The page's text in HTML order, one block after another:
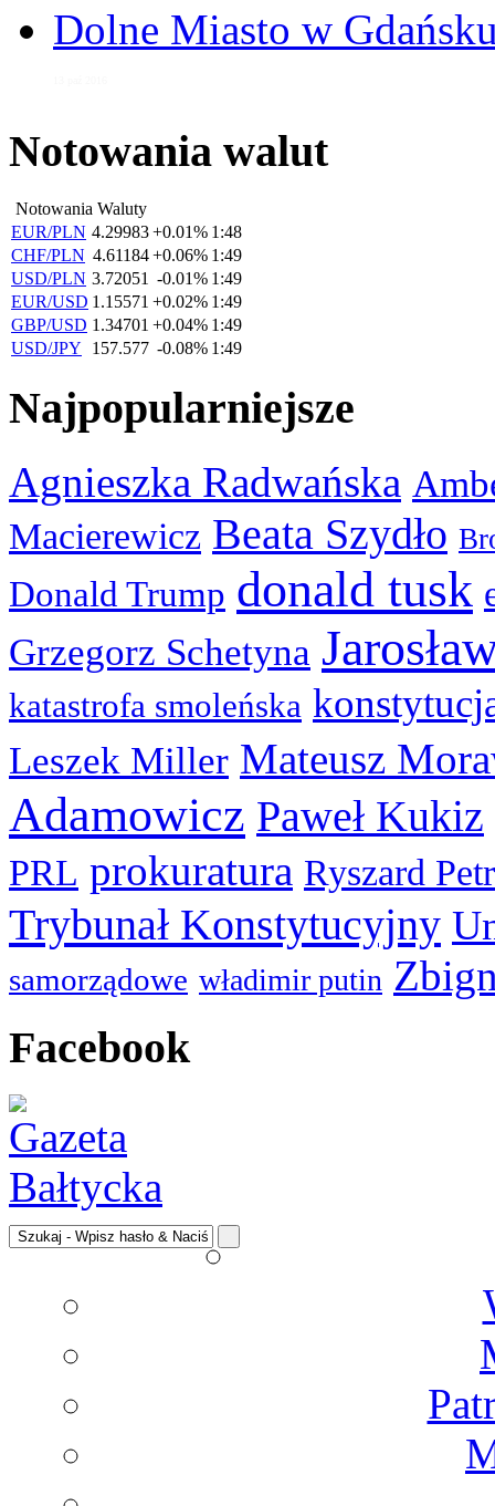
Dolne Miasto w
Notowania walut
Notowania Waluty
EUR/PLN 4.29983+0.01% 1:48
CHF/PLN 4.61184+0.06% 1:49
USD/PLN 3.72051 -0.01% 1:49
EUR/USD 1.15571 +0.02% 1:49
GBP/USD 1.34701 +0.04% 1:49
USD/JPY
157.577 -0.08% 1:49
Najpopularniejsze
Agnieszka Radwańska
Macierewicz Beata Szydło
Donald Trump donald tusk
Grzegorz Schetyna
katastrofa smoleńska
Leszek Miller Mateusz
Adamowicz Paweł Kukiz
PRL prokuratura Ryszard
Trybunał Konstytucyjny
samorządowe władimir putin
Facebook